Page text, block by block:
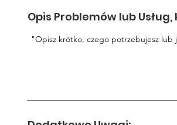
Opis Problemów lub